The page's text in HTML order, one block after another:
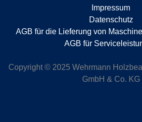
Impressum
Datenschutz
AGB für die Lieferung von
AGB für
Copyright © 2025 Wehrmann
GmbH & Co. KG